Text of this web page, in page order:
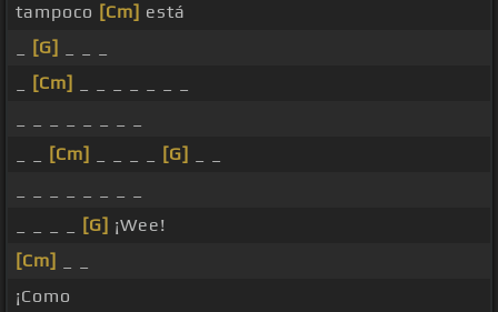
tampoco [Cm] está
[G]
[Cm]
[Cm] [G]
[G] ¡Wee!
[Cm]
¡Como